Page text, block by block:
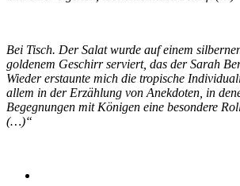
Bei Tisch. Der Salat wurde auf einem
goldenem Geschirr serviert, das der Sarah
Wieder erstaunte mich die tropische
allem in der Erzählung von Anekdoten, in
Begegnungen mit Königen eine besondere
(…)“